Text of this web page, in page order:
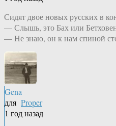
Сидят двое новых русских в
— Слышь, это Бах или
— Не знаю, он к нам спиной
Gena
для Proper
1 год назад